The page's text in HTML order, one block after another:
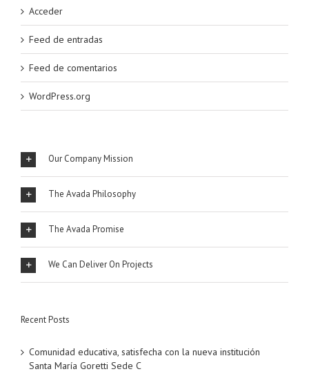
Acceder
Feed de entradas
Feed de comentarios
WordPress.org
Our Company Mission
The Avada Philosophy
The Avada Promise
We Can Deliver On Projects
Recent Posts
Comunidad educativa, satisfecha con la nueva institución
Santa María Goretti Sede C